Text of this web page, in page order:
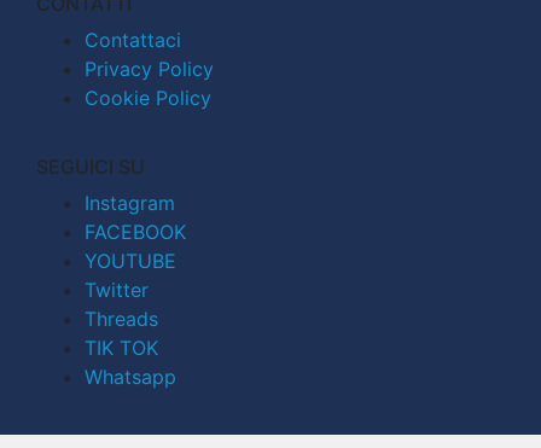
Contattaci
Privacy Policy
Cookie Policy
SEGUICI SU
Instagram
FACEBOOK
YOUTUBE
Twitter
Threads
TIK TOK
Whatsapp